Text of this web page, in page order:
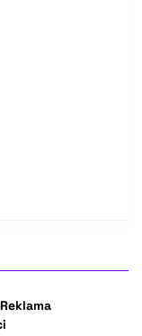
Reklama